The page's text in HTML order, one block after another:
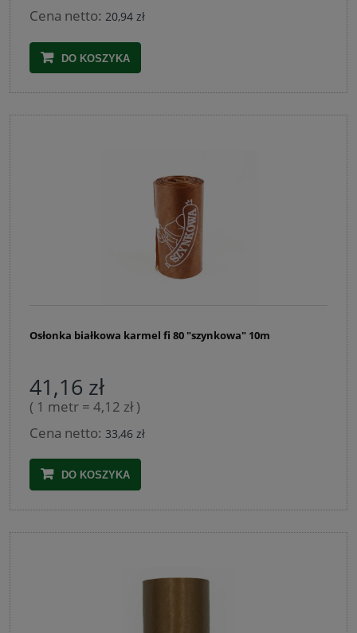
Cena netto: 20,94 zł
DO KOSZYKA
Osłonka białkowa karmel fi 80 "szynkowa" 10m
41,16 zł
( 1 metr = 4,12 zł )
Cena netto: 33,46 zł
DO KOSZYKA